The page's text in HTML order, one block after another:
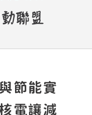
節能實
電讓減